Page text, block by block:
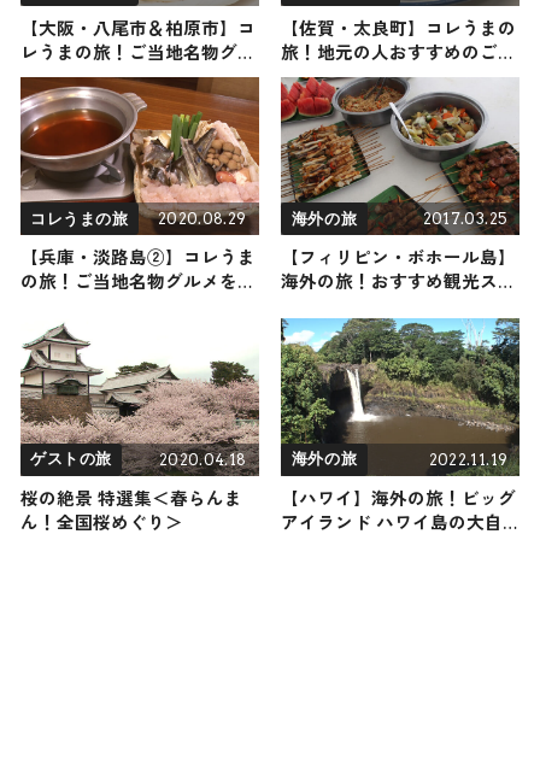
【大阪・八尾市＆柏原市】コ
レうまの旅！ご当地名物グル
メをお届け
【佐賀・太良町】コレうまの
旅！地元の人おすすめのご当
地名物グルメ4選 2025年1月25
日放送
コレうまの旅 2020.08.29
【兵庫・淡路島②】コレうま
の旅！ご当地名物グルメをお
海外の旅 2017.03.25
【フィリピン・ボホール島】
海外の旅！おすすめ観光スポ
ゲストの旅 2020.04.18
桜の絶景 特選集＜春らんま
ん！全国桜めぐり＞
海外の旅 2022.11.19
【ハワイ】海外の旅！ビッグ
アイランド ハワイ島の大自